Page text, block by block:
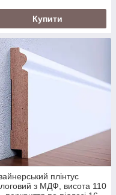
Купити
плінтус
з МДФ, висота 110